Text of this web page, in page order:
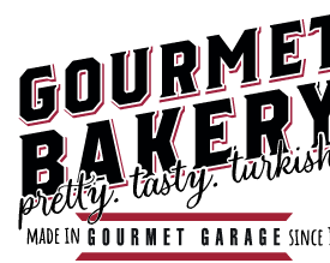
springen
springen